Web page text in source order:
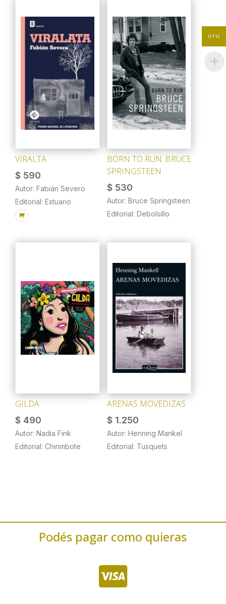
VIRALTA
$ 590
Autor: Fabián Severo
Editorial: Estuario

BORN TO RUN. BRUCE
SPRINGSTEEN
$530
Autor: Bruce Springsteen
Editorial: Debolsillo
GILDA
$ 490
Autor: Nadia Fink
Editorial: Chirimbote
ARENAS MOVEDIZAS
$1.250
Autor: Henning Mankel
Editorial: Tusquets
Podés pagar como quieras

UYU